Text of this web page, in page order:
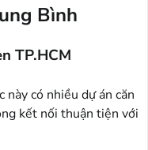
Bình
TP.HCM
này có nhiều dự án căn
kết nối thuận tiện với